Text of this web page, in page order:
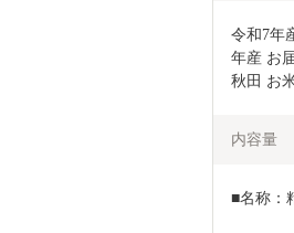
令和7年
年産 お
秋田 お
内容量
■名称：